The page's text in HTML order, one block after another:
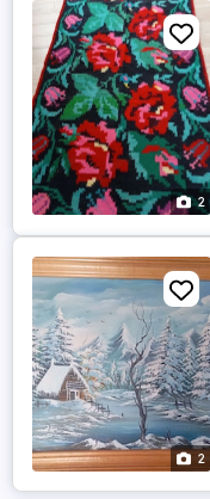
2
2